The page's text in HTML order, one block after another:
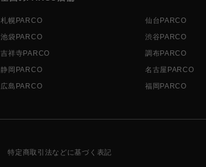
札幌PARCO 仙台PARCO
池袋PARCO
渋谷PARCO
吉祥寺PARCO
調布PARCO
静岡PARCO
名古屋PARCO
広島PARCO
福岡PARCO
特定商取引法などに基づく表記